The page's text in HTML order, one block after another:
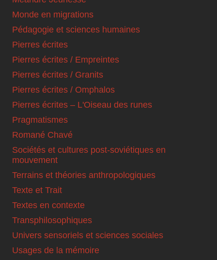
Monde en migrations
Pédagogie et sciences humaines
Pierres écrites
Pierres écrites / Empreintes
Pierres écrites / Granits
Pierres écrites / Omphalos
Pierres écrites – L'Oiseau des runes
Pragmatismes
Romané Chavé
Sociétés et cultures post-soviétiques en
mouvement
Terrains et théories anthropologiques
Texte et Trait
Textes en contexte
Transphilosophiques
Univers sensoriels et sciences sociales
Usages de la mémoire